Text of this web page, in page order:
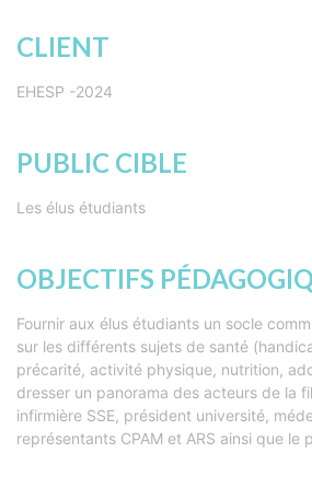
CLIENT
EHESP -2024
PUBLIC CIBLE
Les élus étudiants
OBJECTIFS
Fournir aux élus étudiants un socle
sur les différents sujets de santé
précarité, activité physique, nutrition,
dresser un panorama des acteurs de la
infirmière SSE, président université,
représentants CPAM et ARS ainsi que le